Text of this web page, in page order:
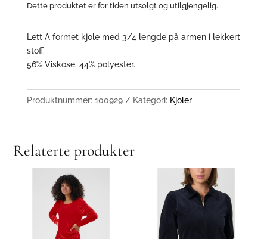
Dette produktet er for tiden utsolgt og utilgjengelig.
Lett A formet kjole med 3/4 lengde på armen i lekkert
stoff.
56% Viskose, 44% polyester.
Produktnummer: 100929 Kategori: Kjoler
Relaterte produkter